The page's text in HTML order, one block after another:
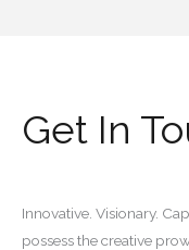
Get In
Innovative. Visionary.
possess the creative